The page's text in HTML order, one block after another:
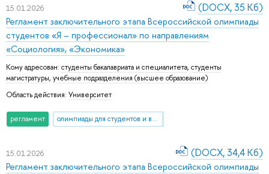
15.01.2026
Регламент заключительного этапа Всероссийской олимпиады
студентов «Я – профессионал» по направлениям
«Социология», «Экономика»
Кому адресован: студенты бакалавриата и специалитета, студенты
магистратуры, учебные подразделения (высшее образование)
Область действия: Университет
регламент олимпиады для студентов и выпускников вузов
(DOCX, 35 Кб)
15.01.2026
Регламент заключительного этапа Всероссийской олимпиады
(DOCX, 34,4 Кб)